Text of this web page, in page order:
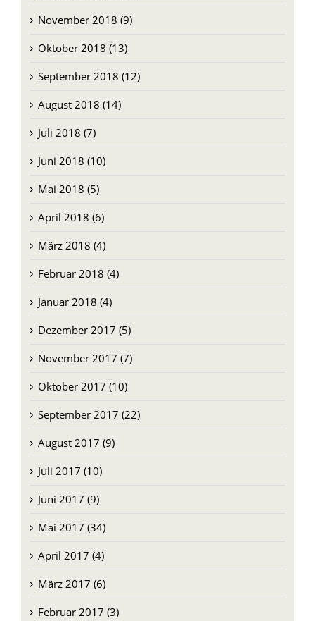
November 2018 (9)
Oktober 2018 (13)
September 2018 (12)
August 2018 (14)
Juli 2018 (7)
Juni 2018 (10)
Mai 2018 (5)
April 2018 (6)
März 2018 (4)
Februar 2018 (4)
Januar 2018 (4)
Dezember 2017 (5)
November 2017 (7)
Oktober 2017 (10)
September 2017 (22)
August 2017 (9)
Juli 2017 (10)
Juni 2017 (9)
Mai 2017 (34)
April 2017 (4)
März 2017 (6)
Februar 2017 (3)